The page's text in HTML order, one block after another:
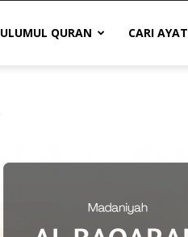
ULUMUL QURAN CARI AYAT